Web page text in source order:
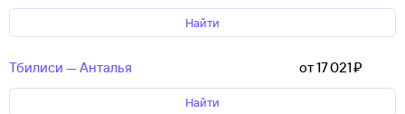
Найти
Тбилиси — Анталья от 17 ⁠021 ⁠₽
Найти